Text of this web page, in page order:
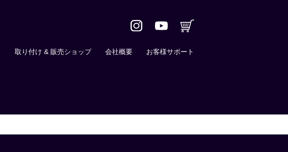
取り付け & 販売ショップ 会社概要 お客様サポート